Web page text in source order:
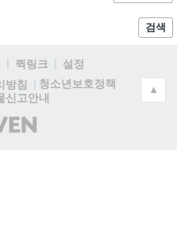
검색
퀵링크
설정
방침
청소년보호정책
신고안내
(주)
인
▲